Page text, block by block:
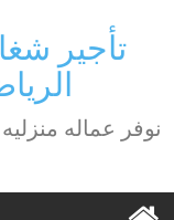
contentتأجير
الرياض
نوفر عماله